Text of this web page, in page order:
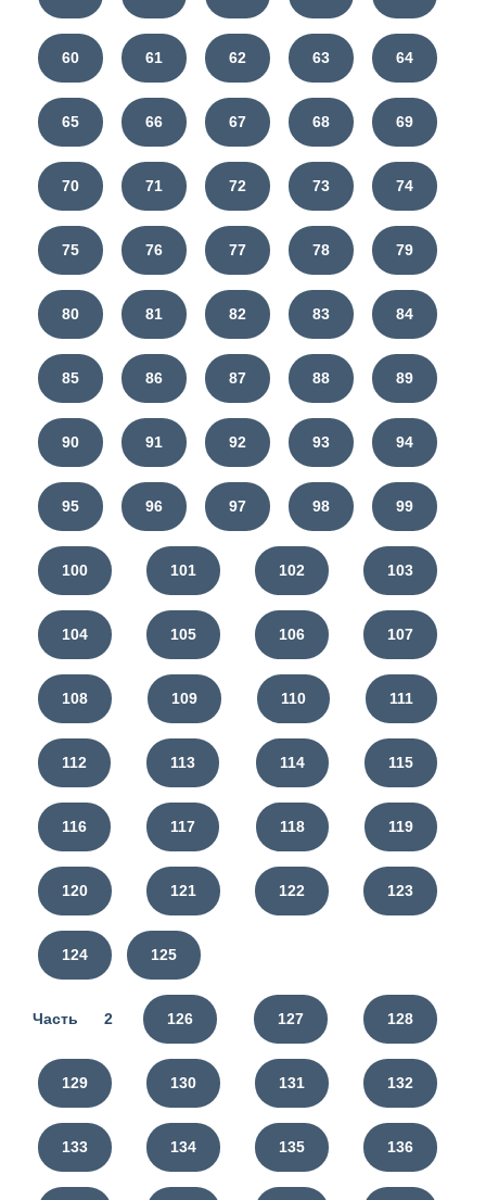
60 61 62 63 64
65 66 67 68 69
70 71 72 73 74
75 76 77 78 79
80 81 82 83 84
85 86 87 88 89
90 91 92 93 94
95 96 97 98 99
100 101 102 103
104 105 106 107
108 109 110 111
112 113 114 115
116 117 118 119
120 121 122 123
124 125
Часть 2 126 127 128
129 130 131 132
133 134 135 136